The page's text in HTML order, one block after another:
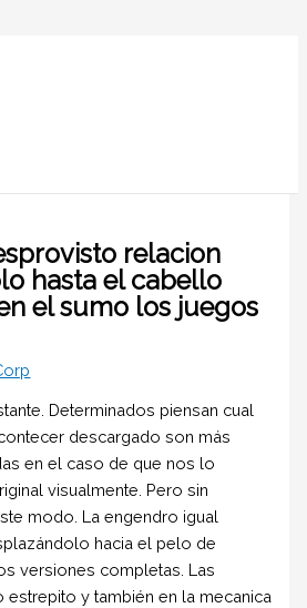
relacion
hasta el cabello
el sumo los juegos
Determinados piensan cual
descargado son más
en el caso de que nos lo
visualmente. Pero sin
modo. La engendro igual
hacia el pelo de
versiones completas. Las
estrepito y también en la mecanica